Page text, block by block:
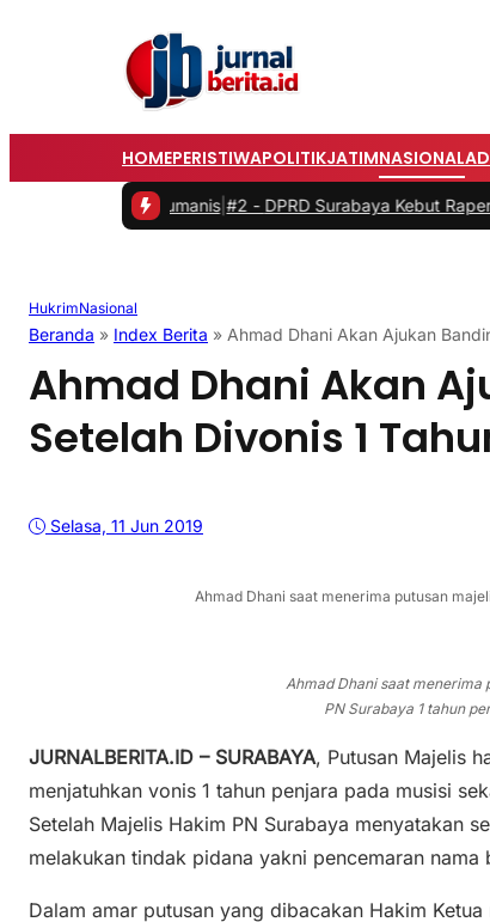
HOMEPERISTIWAPOLITIKJATIMNASIONAL
#2 - DPRD Surabaya Kebut Raperda
HukrimNasional
Beranda » Index Berita » Ahmad Dhani Akan Ajukan
Ahmad Dhani Akan
Setelah Divonis 1
Selasa, 11 Jun 2019
Ahmad Dhani saat menerima putusan
Ahmad Dhani saat menerima
PN Surabaya 1 tahun
JURNALBERITA.ID – SURABAYA, Putusan Majelis
menjatuhkan vonis 1 tahun penjara pada musisi
Setelah Majelis Hakim PN Surabaya menyatakan
melakukan tindak pidana yakni pencemaran nama
Dalam amar putusan yang dibacakan Hakim